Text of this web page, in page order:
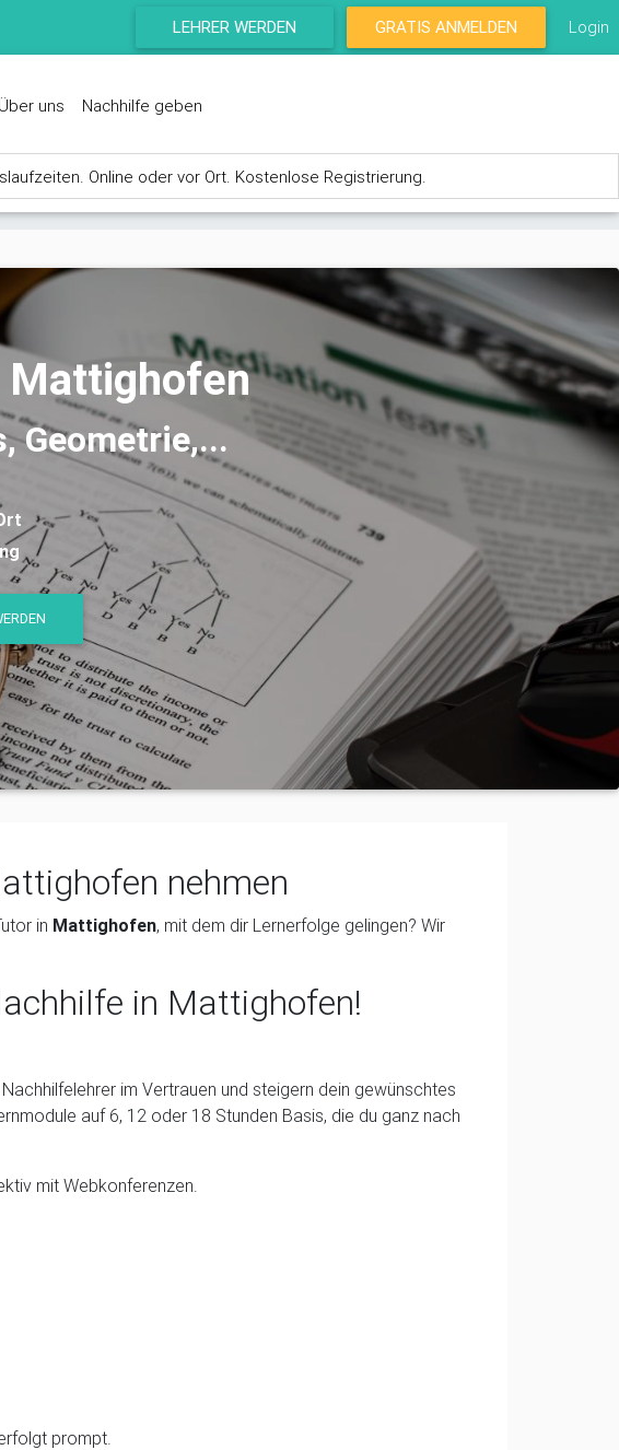
LEHRER WERDEN GRATIS ANMELDEN Login
Über uns Nachhilfe geben
Online oder vor Ort. Kostenlose Registrierung.
Geometrie,...
nehmen
in Mattighofen, mit dem dir Lernerfolge gelingen? Wir
in Mattighofen!
Nachhilfelehrer im Vertrauen und steigern dein gewünschtes
auf 6, 12 oder 18 Stunden Basis, die du ganz nach
mit Webkonferenzen.
prompt.